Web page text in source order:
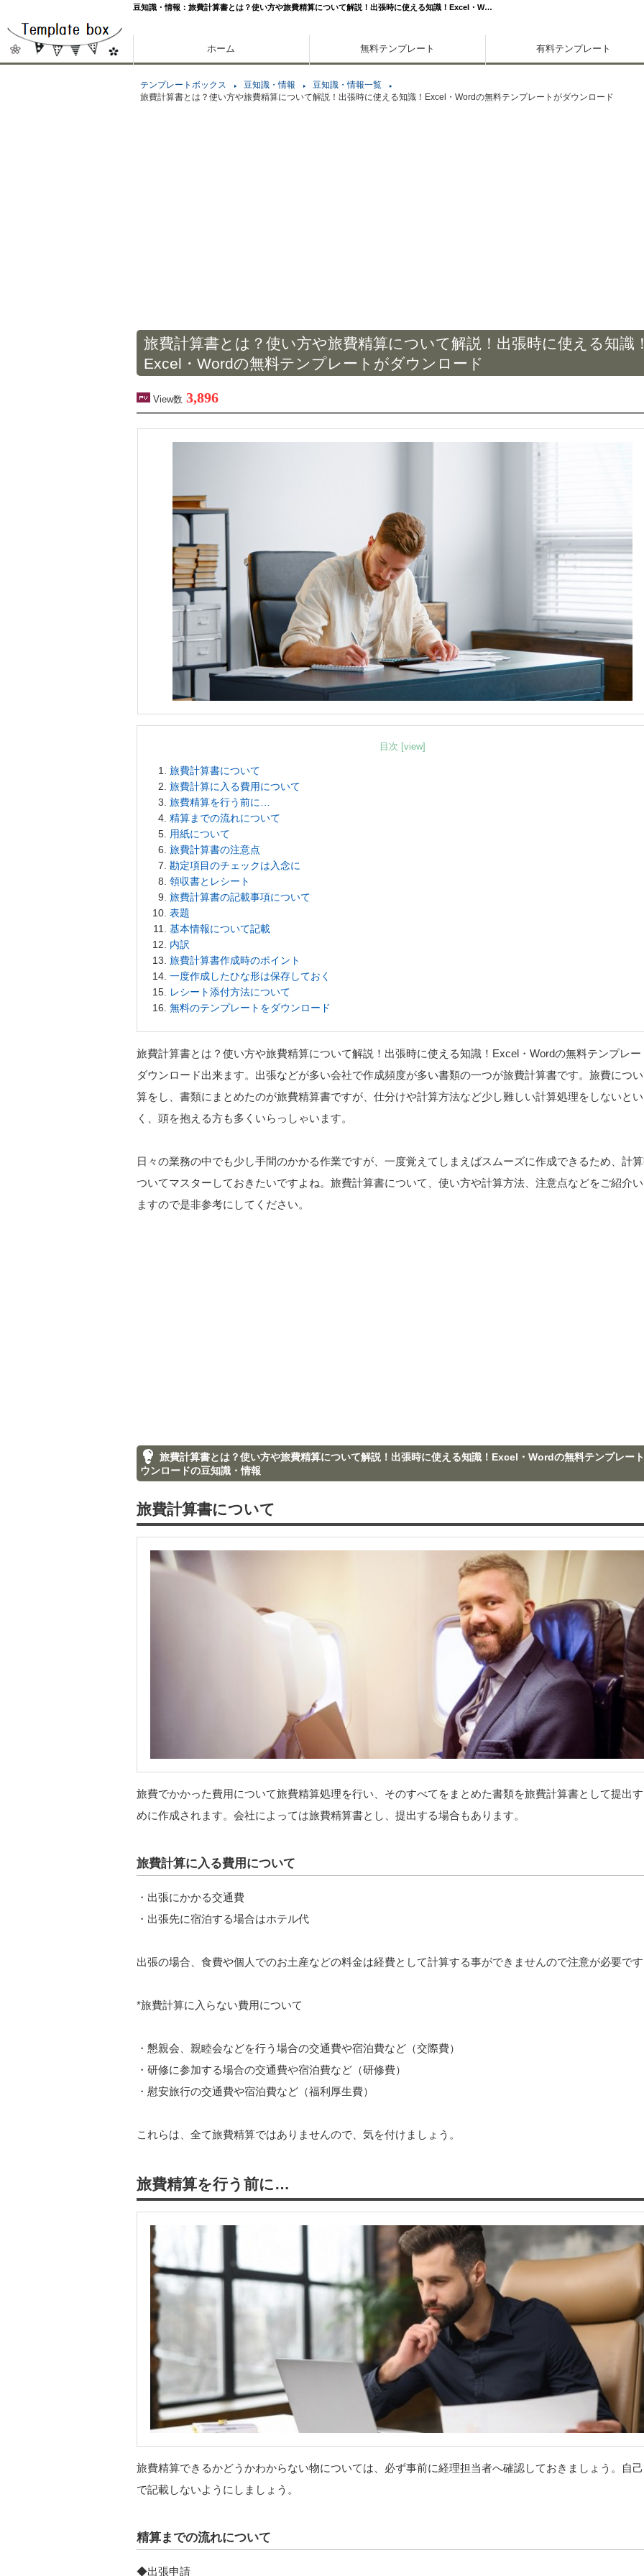
豆知識・情報：旅費計算書とは？使い方や旅費精算について解説！出張時に使える知識！Excel・W…
ホーム 無料テンプレート 有料テンプレート
テンプレートボックス 豆知識・情報
豆知識・情報一覧
旅費計算書とは？使い方や旅費精算について解説！出張時に使える知識！Excel・Wordの無料テンプレートがダウンロード
旅費計算書とは？使い方や旅費精算について解説！出張時に使える知識
Excel・Wordの無料テンプレートがダウンロード
View数 3,896
目次 [view]
旅費計算書について
旅費計算に入る費用について
旅費精算を行う前に…
精算までの流れについて
用紙について
旅費計算書の注意点
勘定項目のチェックは入念に
領収書とレシート
旅費計算書の記載事項について
表題
基本情報について記載
内訳
旅費計算書作成時のポイント
一度作成したひな形は保存しておく
レシート添付方法について
無料のテンプレートをダウンロード
旅費計算書とは？使い方や旅費精算について解説！出張時に使える知識！Excel・Wordの無料テンプレー
ダウンロード出来ます。出張などが多い会社で作成頻度が多い書類の一つが旅費計算書です。旅費につ
算をし、書類にまとめたのが旅費精算書ですが、仕分けや計算方法など少し難しい計算処理をしないと
く、頭を抱える方も多くいらっしゃいます。
日々の業務の中でも少し手間のかかる作業ですが、一度覚えてしまえばスムーズに作成できるため、計
ついてマスターしておきたいですよね。旅費計算書について、使い方や計算方法、注意点などをご紹介
ますので是非参考にしてください。
旅費計算書とは？使い方や旅費精算について解説！出張時に使える知識！Excel・Wordの無料テンプレー
ウンロードの豆知識・情報
旅費計算書について
旅費でかかった費用について旅費精算処理を行い、そのすべてをまとめた書類を旅費計算書として提出
めに作成されます。会社によっては旅費精算書とし、提出する場合もあります。
旅費計算に入る費用について
・出張にかかる交通費
・出張先に宿泊する場合はホテル代
出張の場合、食費や個人でのお土産などの料金は経費として計算する事ができませんので注意が必要で
*旅費計算に入らない費用について
・懇親会、親睦会などを行う場合の交通費や宿泊費など（交際費）
・研修に参加する場合の交通費や宿泊費など（研修費）
・慰安旅行の交通費や宿泊費など（福利厚生費）
これらは、全て旅費精算ではありませんので、気を付けましょう。
旅費精算を行う前に…
旅費精算できるかどうかわからない物については、必ず事前に経理担当者へ確認しておきましょう。自
で記載しないようにしましょう。
精算までの流れについて
◆出張申請